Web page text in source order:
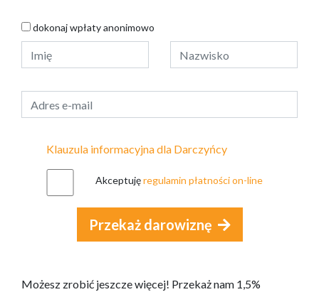
dokonaj wpłaty anonimowo
Klauzula informacyjna dla Darczyńcy
Akceptujęregulamin płatności on-line
Przekaż darowiznę
Możesz zrobić jeszcze więcej! Przekaż nam 1,5%